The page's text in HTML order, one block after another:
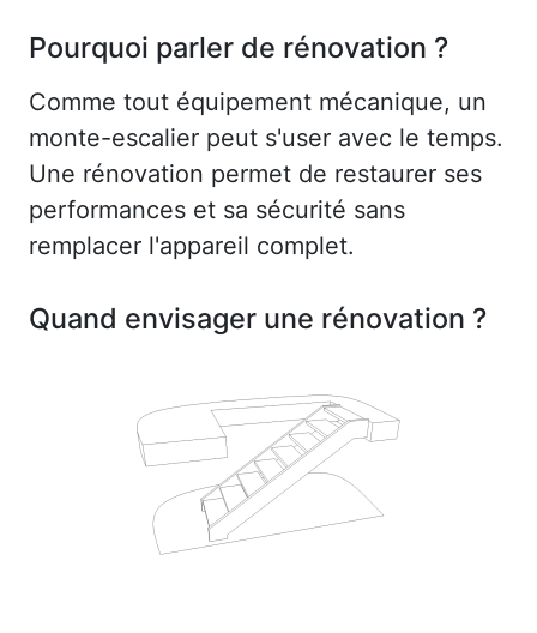
Pourquoi parler de rénovation ?
Comme tout équipement mécanique, un
monte-escalier peut s'user avec le temps.
Une rénovation permet de restaurer ses
performances et sa sécurité sans
remplacer l'appareil complet.
Quand envisager une rénovation ?